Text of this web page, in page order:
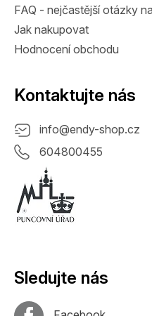
FAQ - nejčastější otázky
Jak nakupovat
Hodnocení obchodu
Kontaktujte nás
info@endy-shop.cz
604800455
Sledujte nás